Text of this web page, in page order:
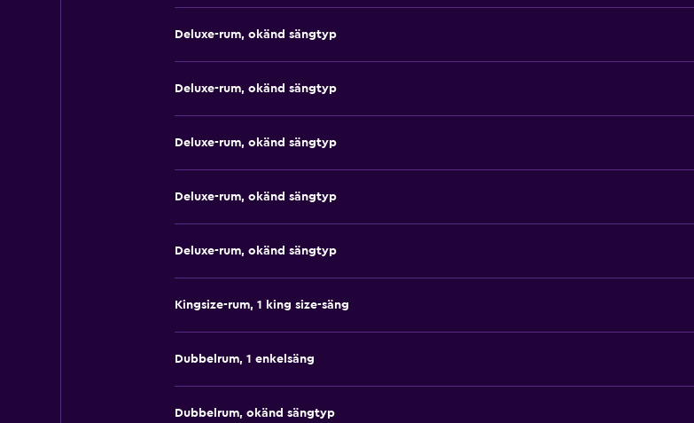
Deluxe-rum, okänd sängtyp
Deluxe-rum, okänd sängtyp
Deluxe-rum, okänd sängtyp
Deluxe-rum, okänd sängtyp
Deluxe-rum, okänd sängtyp
Kingsize-rum, 1 king size-säng
Dubbelrum, 1 enkelsäng
Dubbelrum, okänd sängtyp